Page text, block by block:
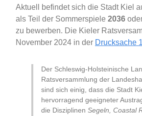
Aktuell befindet sich die Stadt Kiel
als Teil der Sommerspiele 2036
zu bewerben. Die Kieler
November 2024 in der Drucksache
Der Schleswig-Holsteinische
Ratsversammlung der
sind sich einig, dass die Stadt
hervorragend geeigneter
die Disziplinen Segeln, Coastal